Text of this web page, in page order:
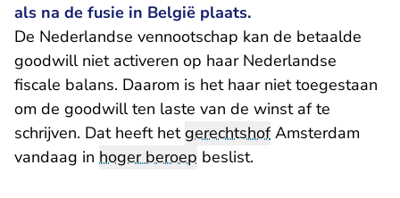
als na de fusie in België plaats.
De Nederlandse vennootschap kan de betaalde
goodwill niet activeren op haar Nederlandse
fiscale balans. Daarom is het haar niet toegestaan
om de goodwill ten laste van de winst af te
schrijven. Dat heeft hetgerechtshofAmsterdam
vandaag in hoger beroep beslist.